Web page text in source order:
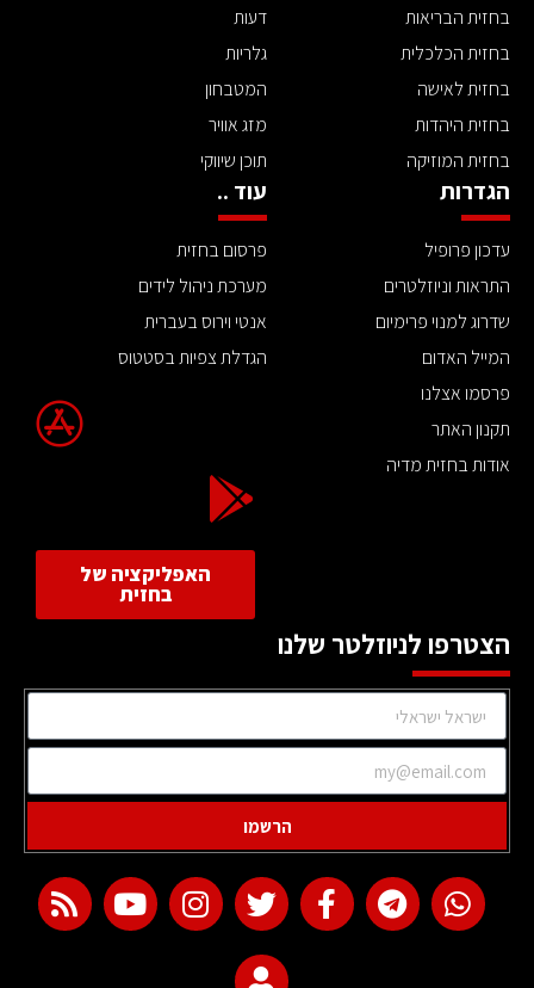
בחזית הבריאות
בחזית הכלכלית
בחזית לאישה
בחזית היהדות
בחזית המוזיקה
דעות
גלריות
המטבחון
מזג אוויר
תוכן שיווקי
הגדרות
עדכון פרופיל
התראות וניוזלטרים
שדרוג למנוי פרימיום
המייל האדום
פרסמו אצלנו
תקנון האתר
אודות בחזית מדיה
עוד ..
פרסום בחזית
מערכת ניהול לידים
אנטי וירוס בעברית
הגדלת צפיות בסטטוס
האפליקציה של
בחזית
הצטרפו לניוזלטר שלנו
הרשמו